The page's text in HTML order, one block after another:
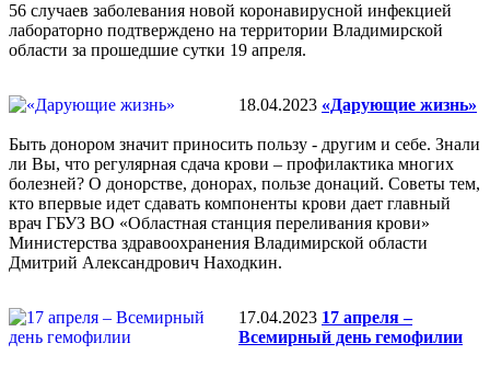
56 случаев заболевания новой коронавирусной инфекцией
лабораторно подтверждено на территории Владимирской
области за прошедшие сутки 19 апреля.
18.04.2023 «Дарующие жизнь»
Быть донором значит приносить пользу - другим и себе. Знали
ли Вы, что регулярная сдача крови – профилактика многих
болезней? О донорстве, донорах, пользе донаций. Советы тем,
кто впервые идет сдавать компоненты крови дает главный
врач ГБУЗ ВО «Областная станция переливания крови»
Министерства здравоохранения Владимирской области
Дмитрий Александрович Находкин.
17.04.2023 17 апреля –
Всемирный день гемофилии